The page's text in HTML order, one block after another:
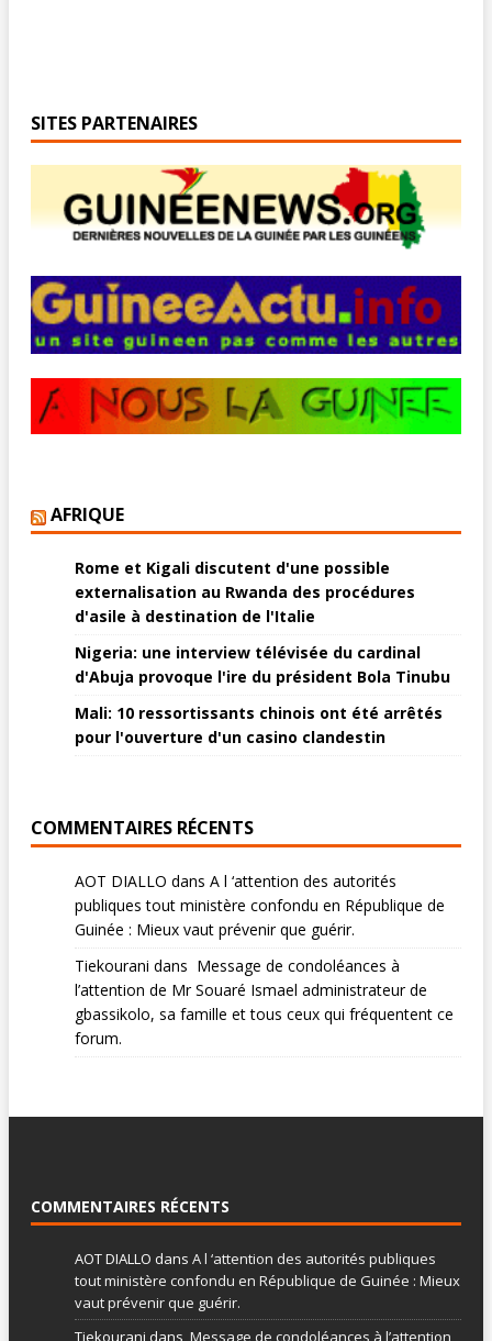
SITES PARTENAIRES
AFRIQUE
Rome et Kigali discutent d'une possible
externalisation au Rwanda des procédures
d'asile à destination de l'Italie
Nigeria: une interview télévisée du cardinal
d'Abuja provoque l'ire du président Bola Tinubu
Mali: 10 ressortissants chinois ont été arrêtés
pour l'ouverture d'un casino clandestin
COMMENTAIRES RÉCENTS
AOT DIALLO dans A l ‘attention des autorités
publiques tout ministère confondu en République de
Guinée : Mieux vaut prévenir que guérir.
Tiekourani dans Message de condoléances à
l’attention de Mr Souaré Ismael administrateur de
gbassikolo, sa famille et tous ceux qui fréquentent ce
forum.
COMMENTAIRES RÉCENTS
AOT DIALLO dans A l ‘attention des autorités publiques
tout ministère confondu en République de Guinée : Mieux
vaut prévenir que guérir.
Tiekourani dans Message de condoléances à l’attention